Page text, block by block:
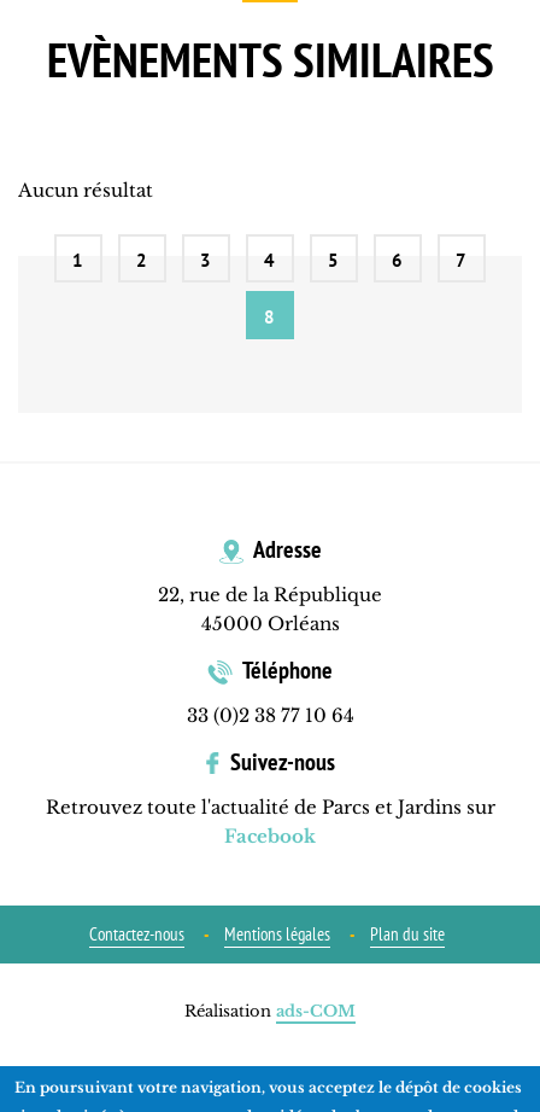
EVÈNEMENTS SIMILAIRES
Aucun résultat
1 2 3 4 5 6 7
8
Adresse
22, rue de la République
45000 Orléans
Téléphone
33 (0)2 38 77 10 64
Suivez-nous
Retrouvez toute l'actualité de Parcs et Jardins sur
Facebook
Contactez-nous Mentions légales Plan du site
Réalisation ads-COM
En poursuivant votre navigation, vous acceptez le dépôt de cookies